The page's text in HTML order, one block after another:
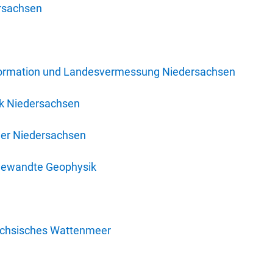
und Landesvermessung Niedersachsen
Niedersachsen
Niedersachsen
Geophysik
Wattenmeer